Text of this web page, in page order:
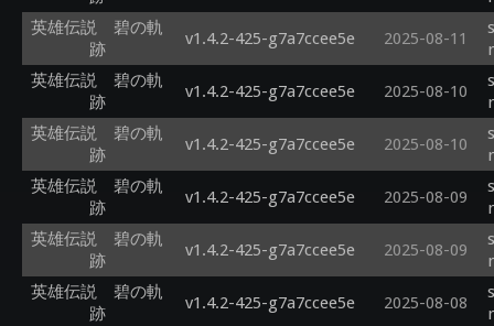
英雄伝説 碧の軌
跡
v1.4.2-425-g7a7ccee5e 2025-08-11
英雄伝説 碧の軌
跡
v1.4.2-425-g7a7ccee5e 2025-08-10
英雄伝説 碧の軌
跡
v1.4.2-425-g7a7ccee5e 2025-08-10
英雄伝説 碧の軌
跡
v1.4.2-425-g7a7ccee5e 2025-08-09
英雄伝説 碧の軌
跡
v1.4.2-425-g7a7ccee5e 2025-08-09
英雄伝説 碧の軌
跡
v1.4.2-425-g7a7ccee5e 2025-08-08